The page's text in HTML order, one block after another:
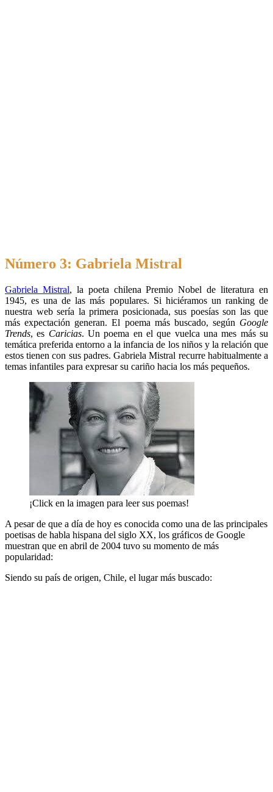
Número 3: Gabriela Mistral
Gabriela Mistral, la poeta chilena Premio Nobel de literatura en
1945, es una de las más populares. Si hiciéramos un ranking de
nuestra web sería la primera posicionada, sus poesías son las que
más expectación generan. El poema más buscado, según Google
Trends, es Caricias. Un poema en el que vuelca una mes más su
temática preferida entorno a la infancia de los niños y la relación que
estos tienen con sus padres. Gabriela Mistral recurre habitualmente a
temas infantiles para expresar su cariño hacia los más pequeños.
¡Click en la imagen para leer sus poemas!
A pesar de que a día de hoy es conocida como una de las principales
poetisas de habla hispana del siglo XX, los gráficos de Google
muestran que en abril de 2004 tuvo su momento de más
popularidad:
Siendo su país de origen, Chile, el lugar más buscado: